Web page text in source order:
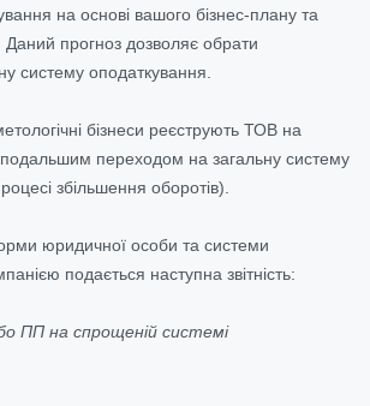
на основі вашого бізнес-плану та
Даний прогноз дозволяє обрати
систему оподаткування.
бізнеси реєструють ТОВ на
переходом на загальну систему
збільшення оборотів).
юридичної особи та системи
подається наступна звітність:
ПП на спрощеній системі